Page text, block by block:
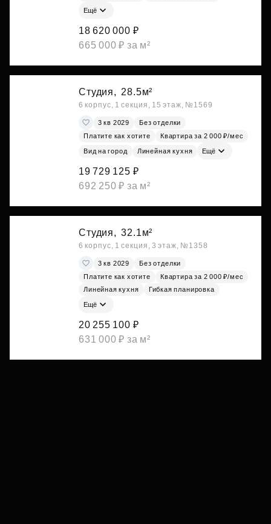
Ещё
18 620 000 ₽
665 000 ₽ за м²
Студия, 28.5м²
6 корпус, 1 секция, 15 этаж, №1569
3 кв 2029
Без отделки
Платите как хотите
Квартира за 2 000 ₽/мес
Вид на город Линейная кухня Ещё
19 729 125 ₽
692 250 ₽ за м²
Студия, 32.1м²
6 корпус, 1 секция, 3 этаж, №1358
3 кв 2029
Без отделки
Платите как хотите
Квартира за 2 000 ₽/мес
Линейная кухня
Гибкая планировка
Ещё
20 255 100 ₽
631 000 ₽ за м²